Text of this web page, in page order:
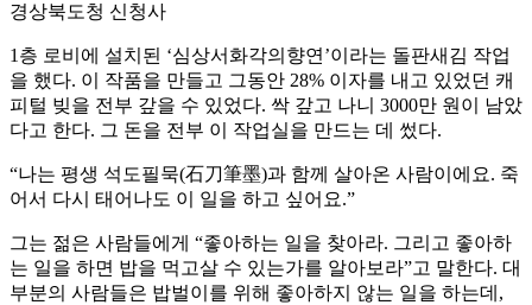
경상북도청 신청사
1층 로비에 설치된 ‘심상서화각의향연’이라는 돌판새김 작업
을 했다. 이 작품을 만들고 그동안 28% 이자를 내고 있었던 캐
피털 빚을 전부 갚을 수 있었다. 싹 갚고 나니 3000만 원이 남았
다고 한다. 그 돈을 전부 이 작업실을 만드는 데 썼다.
“나는 평생 석도필묵(石刀筆墨)과 함께 살아온 사람이에요. 죽
어서 다시 태어나도 이 일을 하고 싶어요.”
그는 젊은 사람들에게 “좋아하는 일을 찾아라. 그리고 좋아하
는 일을 하면 밥을 먹고살 수 있는가를 알아보라”고 말한다. 대
부분의 사람들은 밥벌이를 위해 좋아하지 않는 일을 하는데,